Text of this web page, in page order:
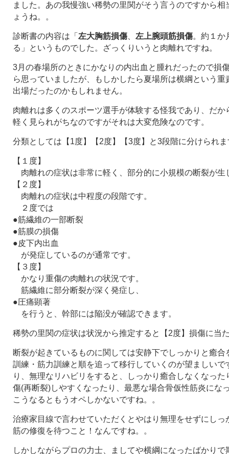
ました。あの我慢強い稀勢の里関がそう言うのですから
ょうね。。
診断書の内容は「 左大胸筋損傷 左上腕頭筋損傷。約１か
る」というものでした。ざっくりいうと肉離れですね。
3月の春場所のときにかなりの内出血と腫れだったので損
ら思っていましたが、もしかしたら夏場所は横綱という重
出場だったのかもしれません。
肉離れは多くのスポーツ選手が体験する怪我であり、だか
軽く見られがちなのですがそれは大変危険なのです。
分類としては【1度】【2度】【3度】と3段階に分けられ
【１度】
肉離れの症状は非常に軽く、部分的に小規模の断裂が生
【２度】
肉離れの症状は中程度の段階です。
２度では
●筋繊維の一部断裂
●筋膜の損傷
●皮下内出血
が発症しているのが通常です。
【３度】
かなり重傷の肉離れの状況です。
筋繊維に部分断裂が深く発症し、
●圧痛顕著
を行うと、幹部には陥没が確認できます。
稀勢の里関の症状は状況から推定すると【2度】損傷に当
断裂が起きているものに関しては安静下でしっかりと癒合
訓練・筋力訓練と順を追って移行していくのが望ましいで
り、無理なリハビリをすると、しっかり癒合しなくなっ
傷(再断裂)しやすくなったり、最悪な場合骨仮性筋炎にな
こうなるともうオペしかないですね。。
治療家目線で言わせていただくとやはり無理をせずにしっ
筋の修復を待つこと！なんですね。。
しかしながらプロの力士、ましてや横綱になったばかり